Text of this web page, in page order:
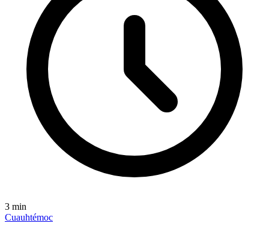
3 min
Cuauhtémoc